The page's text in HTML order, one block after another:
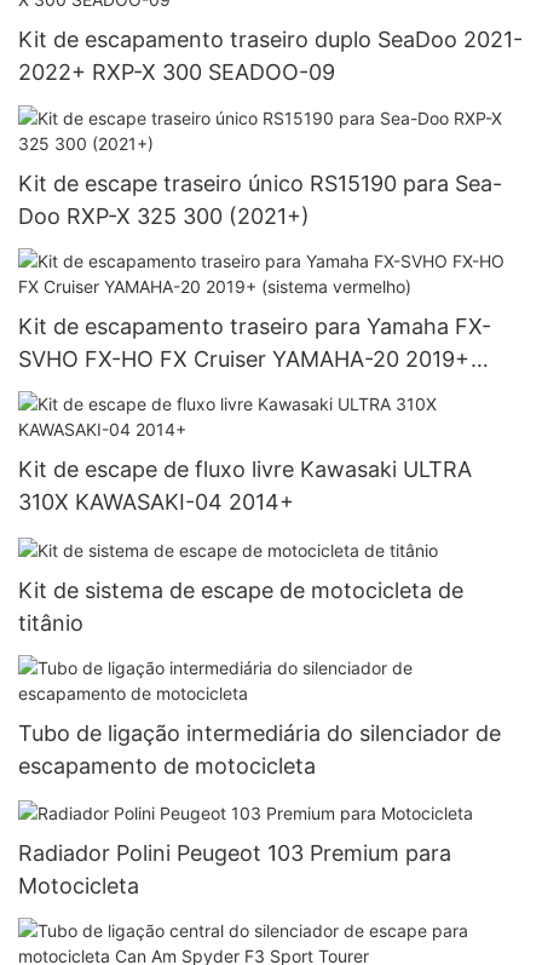
Kit de escapamento traseiro duplo SeaDoo 2021-
2022+ RXP-X 300 SEADOO-09
Kit de escape traseiro único RS15190 para Sea-
Doo RXP-X 325 300 (2021+)
Kit de escapamento traseiro para Yamaha FX-
SVHO FX-HO FX Cruiser YAMAHA-20 2019+
(sistema vermelho)
Kit de escape de fluxo livre Kawasaki ULTRA
310X KAWASAKI-04 2014+
Kit de sistema de escape de motocicleta de
titânio
Tubo de ligação intermediária do silenciador de
escapamento de motocicleta
Radiador Polini Peugeot 103 Premium para
Motocicleta